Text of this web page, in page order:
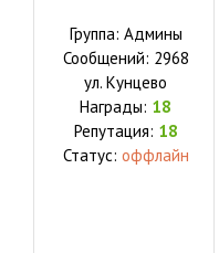
Группа: Админы
Сообщений: 2968
ул. Кунцево
Награды: 18
Репутация: 18
Статус: оффлайн